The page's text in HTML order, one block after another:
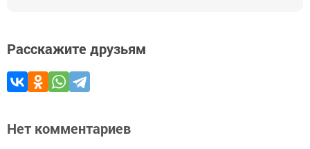
Расскажите друзьям
Нет комментариев